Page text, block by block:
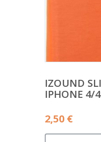
IZOUND
IPHONE 4/
2,50 €